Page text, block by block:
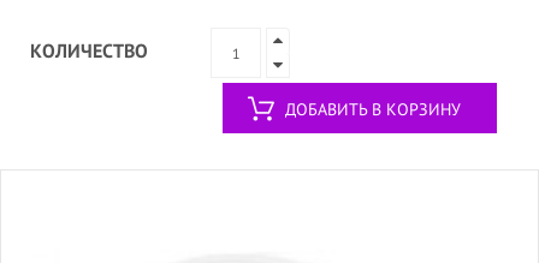
КОЛИЧЕСТВО
ДОБАВИТЬ В КОРЗИНУ